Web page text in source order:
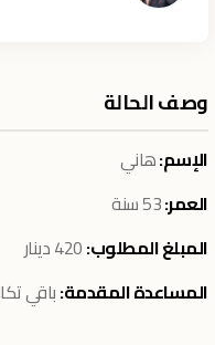
وصف الحالة
الإسم:هاني
العمر:53 سنة
المبلغ المطلوب:
المساعدة المقدمة:باقي